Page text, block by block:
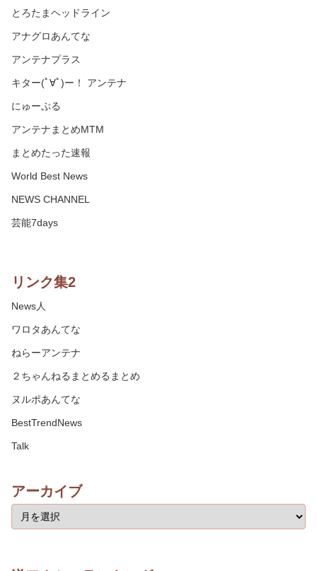
とろたまヘッドライン
アナグロあんてな
アンテナプラス
キター(ﾟ∀ﾟ)ー！ アンテナ
にゅーぷる
アンテナまとめMTM
まとめたった速報
World Best News
NEWS CHANNEL
芸能7days
リンク集2
News人
ワロタあんてな
ねらーアンテナ
２ちゃんねるまとめるまとめ
ヌルポあんてな
BestTrendNews
Talk
アーカイブ